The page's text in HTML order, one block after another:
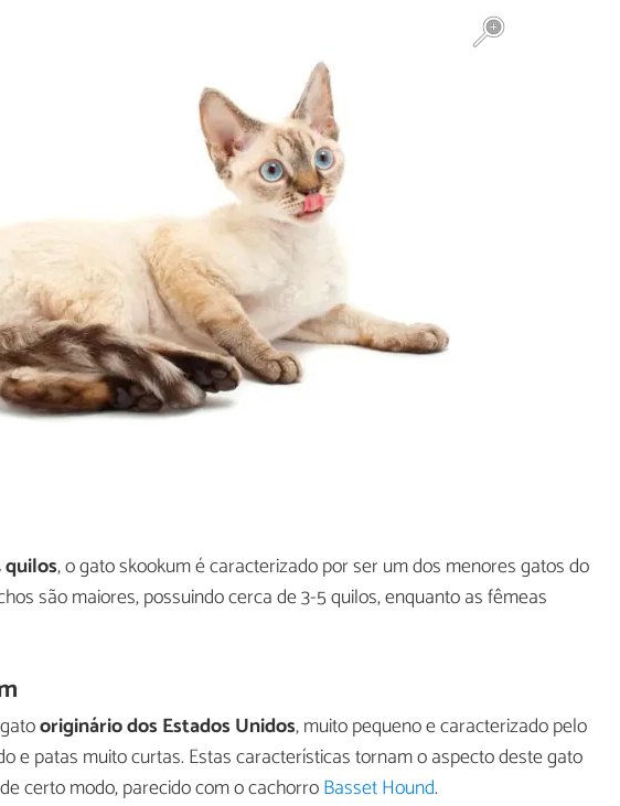
quilos, o gato skookum é caracterizado por ser um dos menores gatos do
são maiores, possuindo cerca de 3-5 quilos, enquanto as fêmeas
originário dos Estados Unidos, muito pequeno e caracterizado pelo
e patas muito curtas. Estas características tornam o aspecto deste gato
certo modo, parecido com o cachorroBasset Hound.